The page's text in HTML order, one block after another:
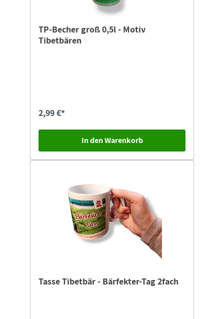
TP-Becher groß 0,5l - Motiv
Tibetbären
2,99 €*
In den Warenkorb
Tasse Tibetbär - Bärfekter-Tag 2fach